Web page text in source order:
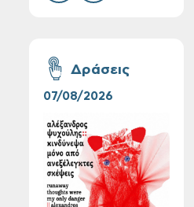
Δράσεις
07/08/2026